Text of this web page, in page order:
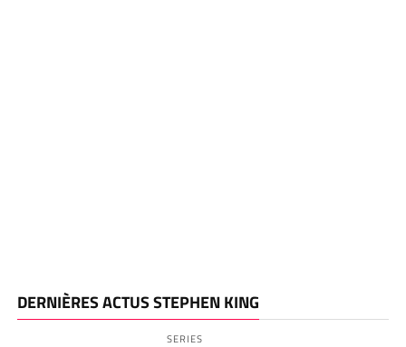
DERNIÈRES ACTUS STEPHEN KING
SERIES